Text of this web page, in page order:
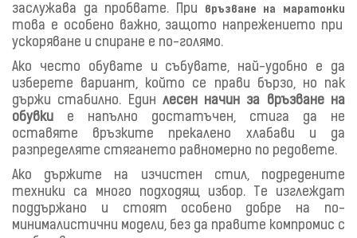
заслужава да пробвате. При
връзване на маратонки
това е особено важно, защото напрежението при
ускоряване и спиране е по-голямо.
Ако често обувате и събувате, най-удобно е да
изберете вариант, който се прави бързо, но пак
държи стабилно. Един лесен начин за връзване на
обувки
е напълно достатъчен, стига да не
оставяте връзките прекалено хлабави и да
разпределяте стягането равномерно по редовете.
Ако държите на изчистен стил, подредените
техники са много подходящ избор. Те изглеждат
поддържано и стоят особено добре на по-
минималистични модели, без да правите компромис с